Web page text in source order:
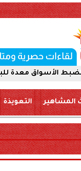
للبيع
المشاهير التعويذة